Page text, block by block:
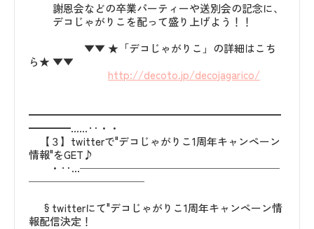
謝恩会などの卒業パーティーや送別会の記念に、
デコじゃがりこを配って盛り上げよう！！
▼▼ ★「デコじゃがりこ」の詳細はこち
ら★ ▼▼
http://decoto.jp/decojagarico/
━━━━━━━━━━━━━━━━━━━━━━━━
━━━━……‥・・
【３】twitterで"デコじゃがりこ1周年キャンペーン
情報"をGET♪
・‥…───────────────────
───────────
§twitterにて"デコじゃがりこ1周年キャンペーン情
報配信決定！